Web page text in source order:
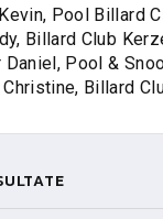
Pool Billard
Billard Club
Daniel, Pool &
Christine, Billard